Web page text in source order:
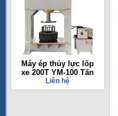
Máy ép thủy lực lốp
xe 200T YM-100 Tấn
Liên hệ